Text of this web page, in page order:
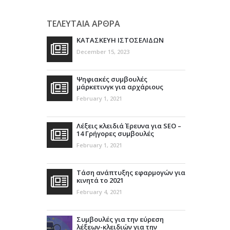
ΤΕΛΕΥΤΑΙΑ ΑΡΘΡΑ
ΚΑΤΑΣΚΕΥΗ ΙΣΤΟΣΕΛΙΔΩΝ
December 15, 2023
Ψηφιακές συμβουλές
μάρκετινγκ για αρχάριους
February 1, 2021
Λέξεις κλειδιά Έρευνα για SEO –
14 Γρήγορες συμβουλές
February 1, 2021
Τάση ανάπτυξης εφαρμογών για
κινητά το 2021
February 4, 2021
Συμβουλές για την εύρεση
λέξεων-κλειδιών για την